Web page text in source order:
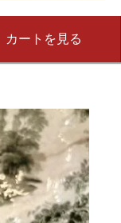
カートを見る